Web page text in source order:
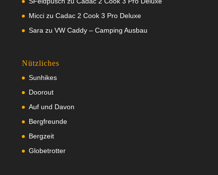
Miccizu Cadac 2 Cook 3 Pro Deluxe
Sarazu VW Caddy – Camping Ausbau
Nützliches
Sunhikes
Doorout
Auf und Davon
Bergfreunde
Bergzeit
Globetrotter